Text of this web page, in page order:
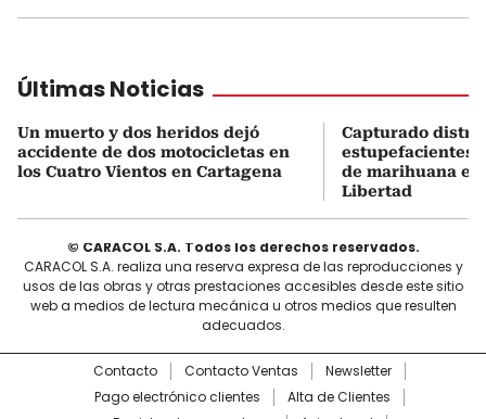
Últimas Noticias
Un muerto y dos heridos dejó
accidente de dos motocicletas en
los Cuatro Vientos en Cartagena
Capturado
estupefacientes
de marihuana en
Libertad
© CARACOL S.A. Todos los derechos reservados.
CARACOL S.A. realiza una reserva expresa de las reproducciones y
usos de las obras y otras prestaciones accesibles desde este sitio
web a medios de lectura mecánica u otros medios que resulten
adecuados.
Contacto Contacto Ventas
Newsletter
Pago electrónico clientes
Alta de Clientes